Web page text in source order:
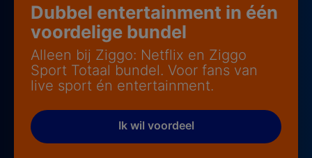
Dubbel entertainment in één
voordelige bundel
Alleen bij Ziggo: Netflix en Ziggo
Sport Totaal bundel. Voor fans van
live sport én entertainment.
Ik wil voordeel